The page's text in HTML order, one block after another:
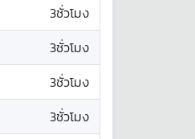
3ชั่วโมง
3ชั่วโมง
3ชั่วโมง
3ชั่วโมง